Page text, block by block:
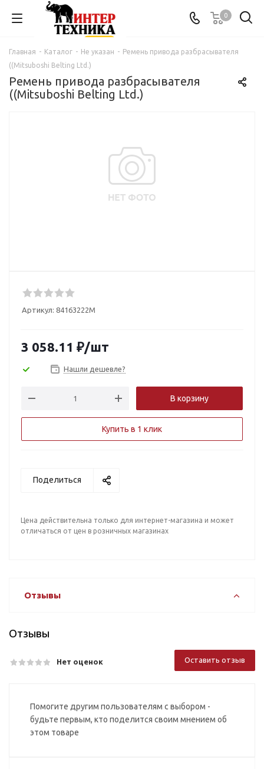
0
Главная - Каталог - Не указан - Ремень привода разбрасывателя
((Mitsuboshi Belting Ltd.)
Ремень привода разбрасывателя
((Mitsuboshi Belting Ltd.)
Артикул: 84163222M
3 058.11 ₽/шт
Нашли дешевле?
В корзину
Купить в 1 клик
Поделиться
Цена действительна только для интернет-магазина и может
отличаться от цен в розничных магазинах
Отзывы
Отзывы
Нет оценок Оставить отзыв
Помогите другим пользователям с выбором -
будьте первым, кто поделится своим мнением об
этом товаре